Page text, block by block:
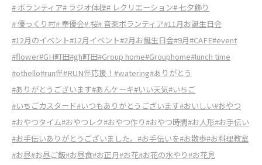
# ボランティア# ラジオ体操# レクリエーション# 七夕飾り
# 優っくり村# 奉優会# 桜# 音楽ボランティア#11月お誕生日会
#12月のイベント#12月イベント#2月お誕生日会#9月#CAFE#event
#flower#GH町田#gh町田#Group home#Grouphome#lunch time
#othello#run伴#RUN伴応援！ #watering#ありがとう
#ありがとうございます#あんケーキ#いい天気#いちご
#いちごカスタード#いつもありがとうございます#おいしい#おやつ
#おやつタイム#おやつレク#おやつ作り#おやつ時間#お人形#お手伝い
#お手伝いありがとうございました。 #お手伝いを#お散歩#お料理教室
#お昼#お昼ご飯#お昼食#お正月#お花#お花の水やり#お花見